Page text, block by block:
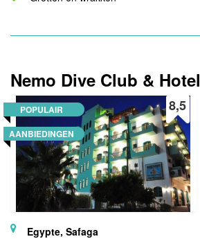
Nemo Dive Club & Hotel
POPULAIR
AANBIEDINGEN
8,5
Egypte, Safaga